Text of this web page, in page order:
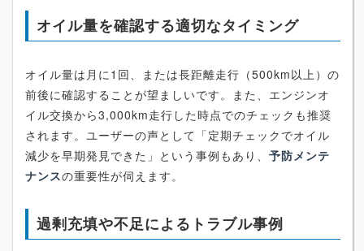
オイル量を確認する適切なタイミング
オイル量は月に1回、または長距離走行（500km以上）の
前後に確認することが望ましいです。また、エンジンオ
イル交換から3,000km走行した時点でのチェックも推奨
されます。ユーザーの声として「定期チェックでオイル
減少を早期発見できた」という事例もあり、 予防メンテ
ナンスの重要性が伺えます。
過剰充填や不足によるトラブル事例